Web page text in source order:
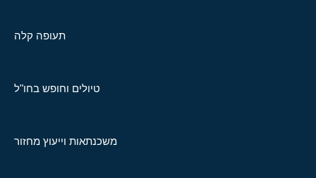
תעופה קלה
טיולים וחופש בחו"ל
משכנתאות וייעוץ מחזור